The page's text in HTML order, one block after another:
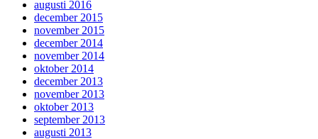
augusti 2016
december 2015
november 2015
december 2014
november 2014
oktober 2014
december 2013
november 2013
oktober 2013
september 2013
augusti 2013